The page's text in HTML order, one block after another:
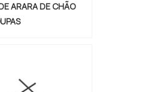
ARARA DE CHÃO